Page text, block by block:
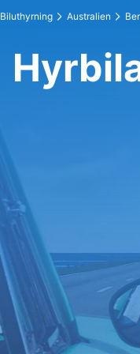
Biluthyrning Australien